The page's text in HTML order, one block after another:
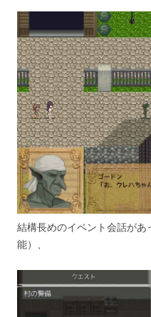
結構長めのイベント会話が
能）、